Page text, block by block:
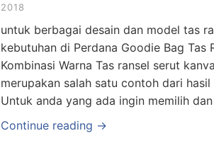
2018
untuk berbagai desain dan model tas
kebutuhan di Perdana Goodie Bag Tas
Kombinasi Warna Tas ransel serut
merupakan salah satu contoh dari
Untuk anda yang ada ingin memilih
Continue reading →